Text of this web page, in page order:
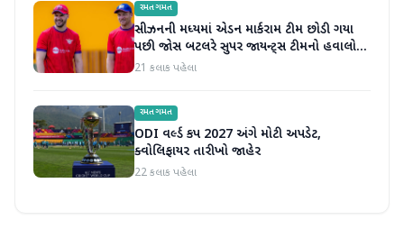
રમતગમત
સીઝનની મધ્યમાં એડન માર્કરામ ટીમ છોડી ગયા
પછી જોસ બટલરે સુપર જાયન્ટ્સ ટીમનો હવાલો
સંભાળ્યો
21 કલાક પહેલા
રમતગમત
ODI વર્લ્ડ કપ 2027 અંગે મોટી અપડેટ,
ક્વોલિફાયર તારીખો જાહેર
22 કલાક પહેલા